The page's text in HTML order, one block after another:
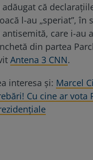
că
l-au „speriat”, în
care i-au
din partea
Antena 3 CNN.
interesa și: Marcel
Cu cine ar vota